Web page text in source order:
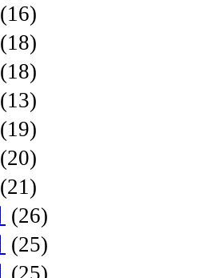
(16)
(18)
(18)
(13)
(19)
(20)
(21)
(26)
(25)
(25)